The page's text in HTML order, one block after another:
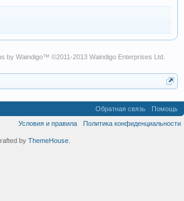
by Waindigo™ ©2011-2013 Waindigo Enterprises Ltd.
Обратная связь
Помощь
Условия и правила
Политика конфиденциальности
by ThemeHouse